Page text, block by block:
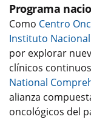
Programa
Como Centro
Instituto
por explorar
clínicos
National
alianza
oncológicos del